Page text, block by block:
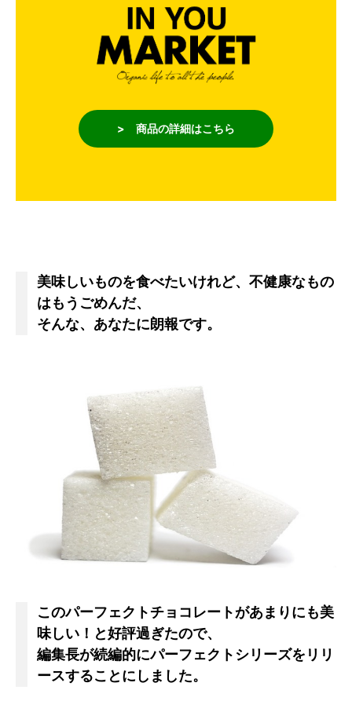
> 商品の詳細はこちら
美味しいものを食べたいけれど、不健康なもの
はもうごめんだ、
そんな、あなたに朗報です。
このパーフェクトチョコレートがあまりにも美
味しい！と好評過ぎたので、
編集長が続編的にパーフェクトシリーズをリリ
ースすることにしました。